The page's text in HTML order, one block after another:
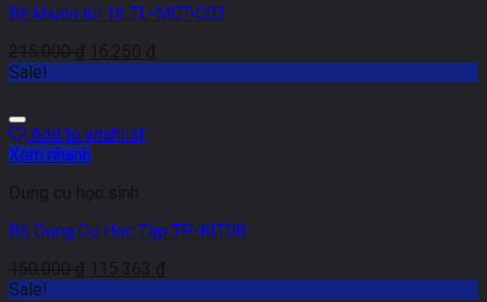
Bộ khuôn túi 16 TL-MCT-C03
215.000₫ 16.250 ₫
Sale!
Add to wishlist
Xem nhanh
Dụng cụ học sinh
Bộ Dụng Cụ Học Tập TP-KIT08
150.000₫ 115.363 ₫
Sale!